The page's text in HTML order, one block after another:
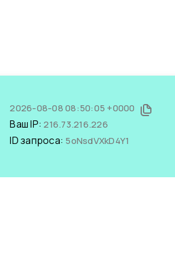
2026-08-08 08:50:05 +0000
Ваш IP:216.73.216.226
ID запроса: 5oNsdVXkD4Y1